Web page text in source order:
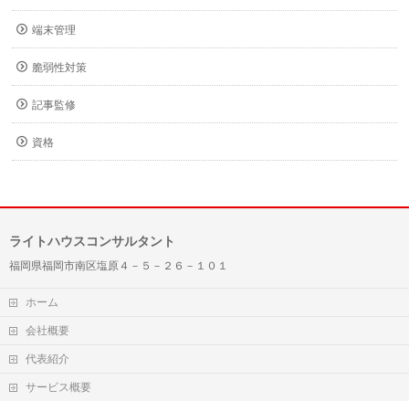
端末管理
脆弱性対策
記事監修
資格
ライトハウスコンサルタント
福岡県福岡市南区塩原４－５－２６－１０１
ホーム
会社概要
代表紹介
サービス概要